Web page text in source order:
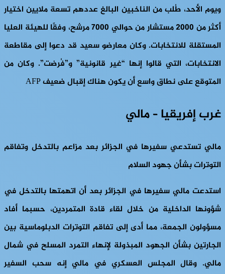
ويوم الأحد، طُلب من الناخبين البالغ عددهم تسعة ملايين اختيار
أكثر من 2000 مستشار من حوالي 7000 مرشح، وفقًا للهيئة العليا
المستقلة للانتخابات. وكان معارضو سعيد قد دعوا إلى مقاطعة
الانتخابات، التي قالوا إنها “غير قانونية” و”فُرضت”. وكان من
المتوقع على نطاق واسع أن يكون هناك إقبال ضعيف AFP
غرب إفريقيا – مالي
مالي تستدعي سفيرها في الجزائر بعد مزاعم بالتدخل وتفاقم
التوترات بشأن جهود السلام
استدعت مالي سفيرها في الجزائر بعد أن اتهمتها بالتدخل في
شؤونها الداخلية من خلال لقاء قادة المتمردين، حسبما أفاد
مسؤولون الجمعة، مما أدى إلى تفاقم التوترات الدبلوماسية بين
الجارتين بشأن الجهود المبذولة لإنهاء التمرد المسلح في شمال
مالي. وقال المجلس العسكري في مالي إنه سحب السفير